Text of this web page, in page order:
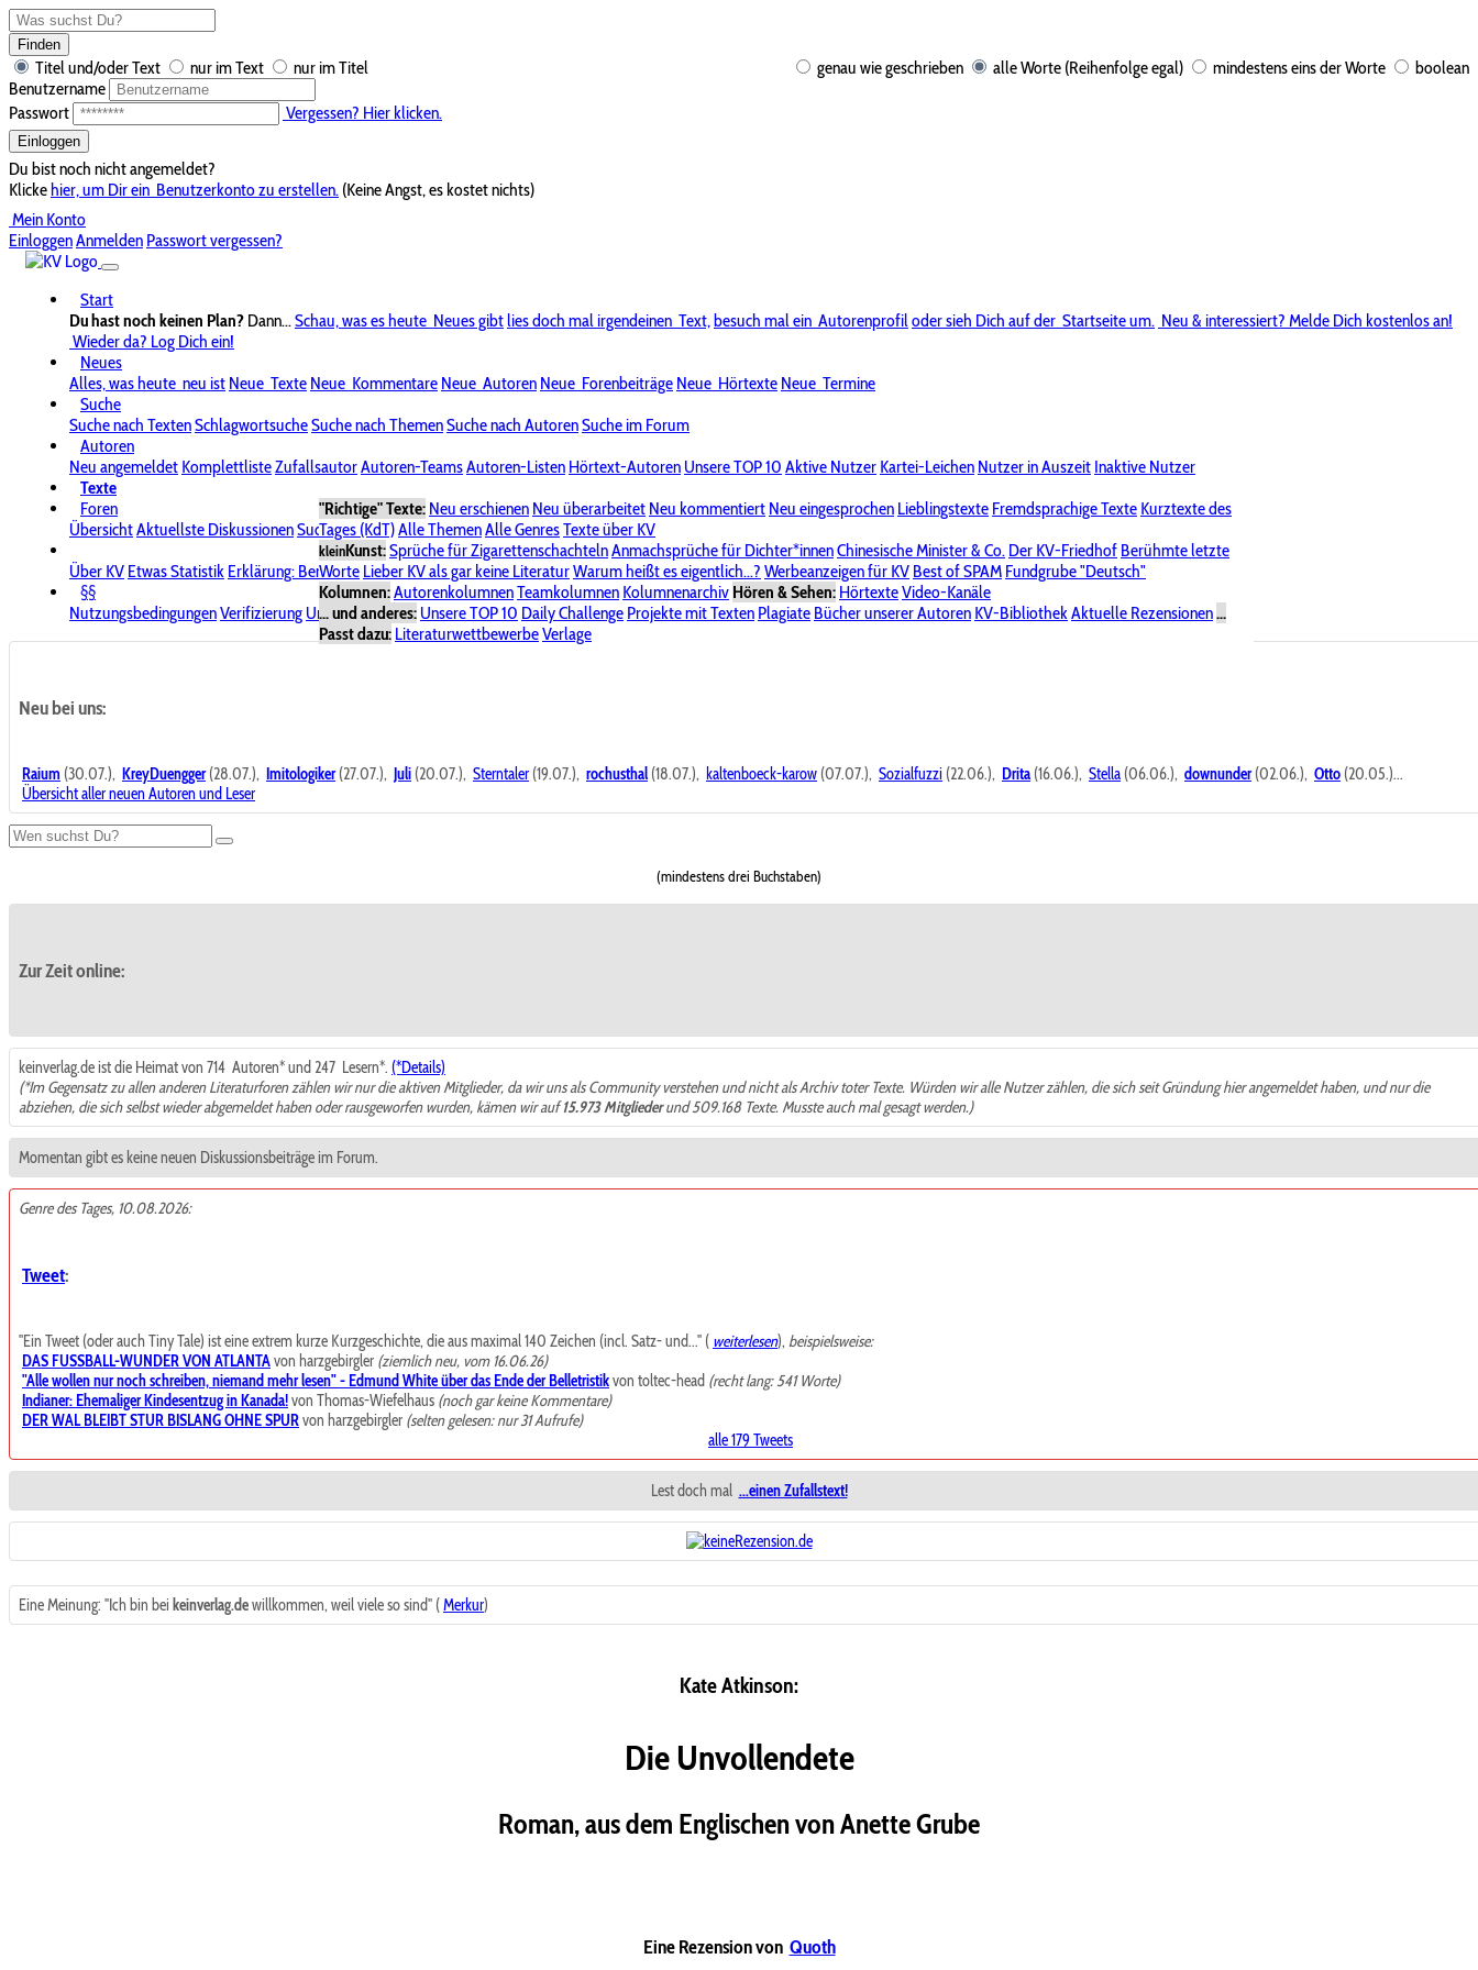
Finden
genau wie geschrieben alle Worte (Reihenfolge egal) mindestens eins der Worte boolean
Titel und/oder Text nur im Text
nur im Titel
Benutzername
Passwort
Vergessen? Hier klicken.
Einloggen
Du bist noch nicht angemeldet?
Klickehier, um Dir ein Benutzerkonto zu erstellen. (Keine Angst, es kostet nichts)
Mein Konto
EinloggenAnmelden Passwort vergessen?
Start
Du hast noch keinen Plan? Dann...Schau, was es heute Neues gibtlies doch mal irgendeinen Text,besuch mal ein Autorenprofiloder sieh Dich auf der Startseite um. Neu & interessiert? Melde Dich kostenlos an!
Wieder da? Log Dich ein!
Neues
Alles, was heute neu ist Neue Texte Neue Kommentare Neue Autoren Neue Forenbeiträge Neue Hörtexte Neue Termine
Suche
Suche nach TextenSchlagwortsucheSuche nach ThemenSuche nach AutorenSuche im Forum
Autoren
Neu angemeldet KomplettlisteZufallsautorAutoren-TeamsAutoren-Listen Hörtext-Autoren Unsere TOP 10 Aktive Nutzer Kartei-Leichen Nutzer in Auszeit Inaktive Nutzer
Texte
"Richtige" Texte: Neu erschienen Neu überarbeitet Neu kommentiert Neu eingesprochen Lieblingstexte Fremdsprachige Texte Kurztexte des
Tages (KdT)Alle ThemenAlle GenresTexte über KV
kleinKunst:Sprüche für ZigarettenschachtelnAnmachsprüche für Dichter*innenChinesische Minister & Co. Der KV-Friedhof Berühmte letzte
Worte Lieber KV als gar keine LiteraturWarum heißt es eigentlich...? Werbeanzeigen für KV Best of SPAM Fundgrube "Deutsch"
Kolumnen:AutorenkolumnenTeamkolumnen Kolumnenarchiv Hören & Sehen: HörtexteVideo-Kanäle
... und anderes: Unsere TOP 10 Daily Challenge Projekte mit Texten Plagiate Bücher unserer Autoren KV-BibliothekAktuelle Rezensionen...
Passt dazu: LiteraturwettbewerbeVerlage
Foren
ÜbersichtAktuellste DiskussionenSuche im ForumBereich "KV-Board"Bereich "Literatur & Schreiberei"
Über KV Etwas Statistik Erklärung: BenutzersymboleSpende für KV Unsere SpenderlisteAlle Wege führen zu KVPasswort vergessen?
§§
NutzungsbedingungenVerifizierung UrheberrechtAvatare & BilderStalkingDatenschutzerklärungImpressum
Neu bei uns:
Raium (30.07.), KreyDuengger(28.07.), Imitologiker(27.07.), Juli (20.07.), Sterntaler (19.07.), rochusthal (18.07.), kaltenboeck-karow (07.07.), Sozialfuzzi (22.06.), Drita (16.06.), Stella (06.06.), downunder(02.06.), Otto (20.05.)...
Übersicht aller neuen Autoren und Leser
(mindestens drei Buchstaben)
Zur Zeit online:
keinverlag.de ist die Heimat von 714 Autoren* und 247 Lesern*. (*Details)
(*Im Gegensatz zu allen anderen Literaturforen zählen wir nur die aktiven Mitglieder, da wir uns als Community verstehen und nicht als Archiv toter Texte. Würden wir alle Nutzer zählen, die sich seit Gründung hier angemeldet haben, und nur die
abziehen, die sich selbst wieder abgemeldet haben oder rausgeworfen wurden, kämen wir auf15.973 Mitgliederund 509.168 Texte. Musste auch mal gesagt werden.)
Momentan gibt es keine neuen Diskussionsbeiträge im Forum.
Genre des Tages, 10.08.2026:
Tweet:
"Ein Tweet (oder auch Tiny Tale) ist eine extrem kurze Kurzgeschichte, die aus maximal 140 Zeichen (incl. Satz- und..." ( weiterlesen),beispielsweise:
DAS FUSSBALL-W︎U︎N︎D︎E︎R VON ATLANTAvon harzgebirgler (ziemlich neu, vom 16.06.26)
"Alle wollen nur noch schreiben, niemand mehr lesen" - Edmund White über das Ende der Belletristikvon toltec-head (recht lang: 541 Worte)
Indianer: Ehemaliger Kindesentzug in Kanada!von Thomas-Wiefelhaus (noch gar keine Kommentare)
DER WAL BLEIBT STUR BISLANG OHNE SPURvon harzgebirgler (selten gelesen: nur 31 Aufrufe)
alle 179 Tweets
Lest doch mal ...einen Zufallstext!
Eine Meinung: "Ich bin bei keinverlag.dewillkommen, weil viele so sind" (Merkur)
Kate Atkinson:
Die Unvollendete
Roman, aus dem Englischen von Anette Grube
Eine Rezension von Quoth